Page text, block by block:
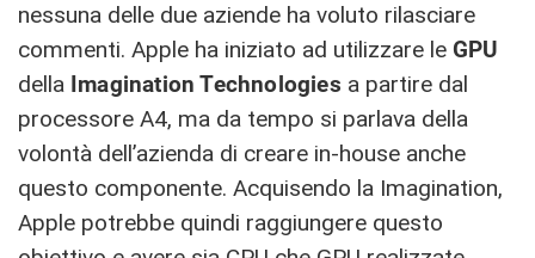
nessuna delle due aziende ha voluto rilasciare
commenti. Apple ha iniziato ad utilizzare le GPU
della Imagination Technologies a partire dal
processore A4, ma da tempo si parlava della
volontà dell’azienda di creare in-house anche
questo componente. Acquisendo la Imagination,
Apple potrebbe quindi raggiungere questo